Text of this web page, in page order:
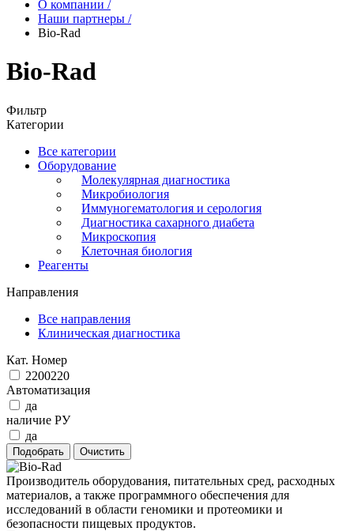
О компании /
Наши партнеры /
Bio-Rad
Bio-Rad
Фильтр
Категории
Все категории
Оборудование
Молекулярная диагностика
Микробиология
Иммуногематология и серология
Диагностика сахарного диабета
Микроскопия
Клеточная биология
Реагенты
Направления
Все направления
Клиническая диагностика
Кат. Номер
2200220
Автоматизация
да
наличие РУ
да
Производитель оборудования, питательных сред, расходных
материалов, а также программного обеспечения для
исследований в области геномики и протеомики и
безопасности пищевых продуктов.